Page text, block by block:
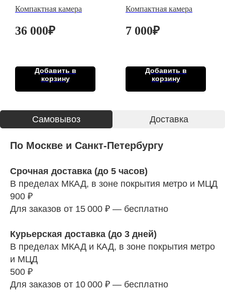
Компактная камера
36 000₽
Добавить в
корзину
Компактная камера
7 000₽
Добавить в
корзину
Cамовывоз Доставка
По Москве и Санкт-Петербургу
Срочная доставка (до 5 часов)
В пределах МКАД, в зоне покрытия метро и МЦД
900 ₽
Для заказов от 15 000 ₽ — бесплатно
Курьерская доставка (до 3 дней)
В пределах МКАД и КАД, в зоне покрытия метро
и МЦД
500 ₽
Для заказов от 10 000 ₽ — бесплатно